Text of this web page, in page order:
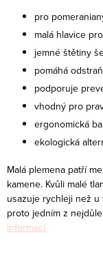
pro
malá hlavice
jemné štětiny
pomáhá
podporuje
vhodný pro
ergonomická
ekologická
Malá plemena patří
kamene. Kvůli malé
usazuje rychleji než
proto jedním z
informací